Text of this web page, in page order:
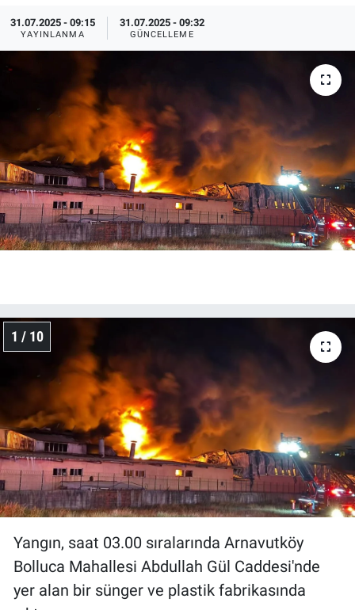
31.07.2025 - 09:15
YAYINLANMA
31.07.2025 - 09:32
GÜNCELLEME
1 / 10
Yangın, saat 03.00 sıralarında Arnavutköy
Bolluca Mahallesi Abdullah Gül Caddesi'nde
yer alan bir sünger ve plastik fabrikasında
Kadın
Erişim Bilgileri
Sağlık
Teknoloji
Ramazan